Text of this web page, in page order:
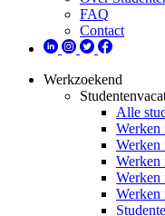
FAQ
Contact
Werkzoekend
Alle
Werken
Werken
Werken
Werken
Werken